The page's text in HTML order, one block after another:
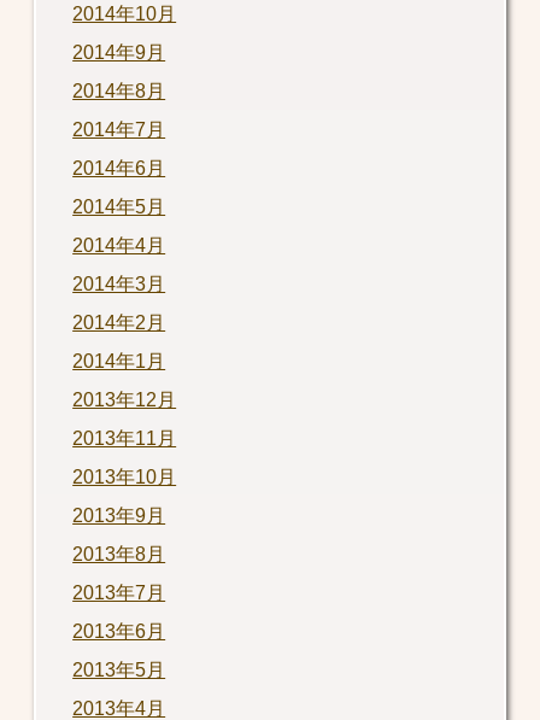
2014年10月
2014年9月
2014年8月
2014年7月
2014年6月
2014年5月
2014年4月
2014年3月
2014年2月
2014年1月
2013年12月
2013年11月
2013年10月
2013年9月
2013年8月
2013年7月
2013年6月
2013年5月
2013年4月